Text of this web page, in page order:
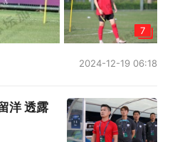
作，马导有时候有事情
带队练两三个星期，马
样，其实我还是想做一
往年一样去拜会他们辽小
7
2024-12-19 06:18
洋 透露